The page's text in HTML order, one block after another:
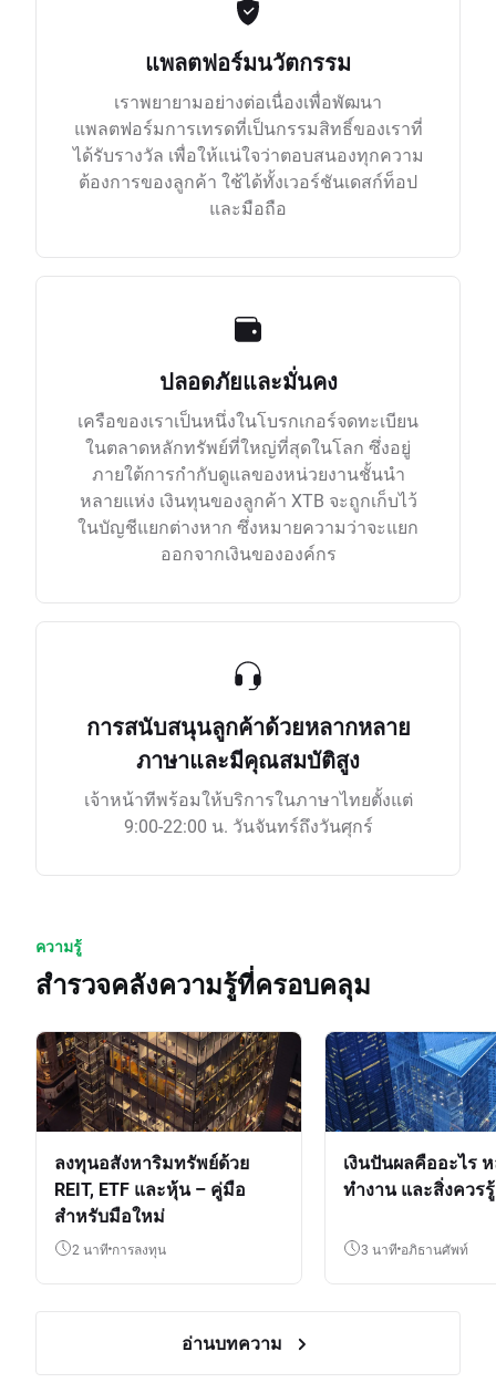
แพลตฟอร์มนวัตกรรม
เราพยายามอย่างต่อเนื่องเพื่อพัฒนา
แพลตฟอร์มการเทรดที่เป็นกรรมสิทธิ์ของเราที่
ได้รับรางวัล เพื่อให้แน่ใจว่าตอบสนองทุกความ
ต้องการของลูกค้า ใช้ได้ทั้งเวอร์ชันเดสก์ท็อป
และมือถือ
ปลอดภัยและมั่นคง
เครือของเราเป็นหนึ่งในโบรกเกอร์จดทะเบียน
ในตลาดหลักทรัพย์ที่ใหญ่ที่สุดในโลก ซึ่งอยู่
ภายใต้การกำกับดูแลของหน่วยงานชั้นนำ
หลายแห่ง เงินทุนของลูกค้า XTB จะถูกเก็บไว้
ในบัญชีแยกต่างหาก ซึ่งหมายความว่าจะแยก
ออกจากเงินขององค์กร
การสนับสนุนลูกค้าด้วยหลากหลาย
ภาษาและมีคุณสมบัติสูง
เจ้าหน้าทีพร้อมให้บริการในภาษาไทยตั้งแต่
9:00-22:00 น. วันจันทร์ถึงวันศุกร์
ความรู้
สำรวจคลังความรู้ที่ครอบคลุม
ลงทุนอสังหาริมทรัพย์ด้วย
REIT, ETF และหุ้น – คู่มือ
สำหรับมือใหม่
2 นาที การลงทุน
เงินปันผลคืออะไร
ทำงาน และสิ่งควรรู้
3 นาที อภิธานศัพท์
อ่านบทความ